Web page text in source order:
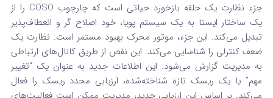
جزء نظارت یک حلقه بازخورد حیاتی است که چارچوب COSO را از
یک ساختار ایستا به یک سیستم پویا، خود اصلاح گر و انعطاف‌پذیر
تبدیل می‌کند. این جزء، موتور محرک بهبود مستمر است. نظارت یک
ضعف کنترلی را شناسایی می‌کند. این نقص از طریق کانال‌های ارتباطی
به مدیریت گزارش می‌شود. این اطلاعات جدید به عنوان یک “تغییر
مهم” یا یک ریسک تازه شناخته‌شده، ارزیابی مجدد ریسک را فعال